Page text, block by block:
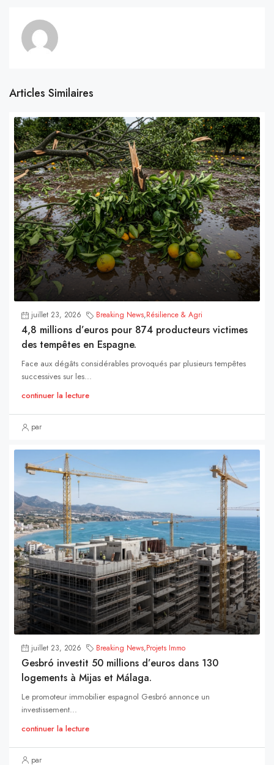
Articles Similaires
juillet 23, 2026 Breaking News,Résilience & Agri
4,8 millions d’euros pour 874 producteurs victimes
des tempêtes en Espagne.
Face aux dégâts considérables provoqués par plusieurs tempêtes
successives sur les...
continuer la lecture
par
juillet 23, 2026 Breaking News,Projets Immo
Gesbró investit 50 millions d’euros dans 130
logements à Mijas et Málaga.
Le promoteur immobilier espagnol Gesbró annonce un
investissement...
continuer la lecture
par